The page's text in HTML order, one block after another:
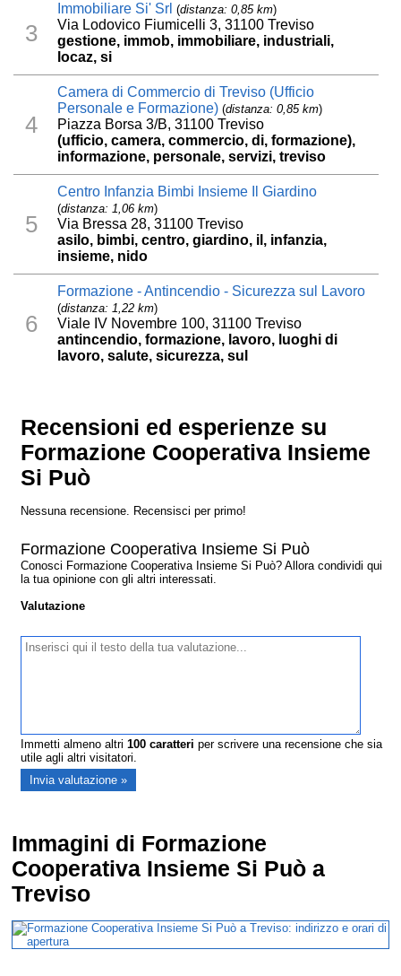
3
Immobiliare Si' Srl (distanza: 0,85 km)
Via Lodovico Fiumicelli 3, 31100 Treviso
gestione, immob, immobiliare, industriali,
locaz, si
4
Camera di Commercio di Treviso (Ufficio
Personale e Formazione) (distanza: 0,85 km)
Piazza Borsa 3/B, 31100 Treviso
(ufficio, camera, commercio, di, formazione),
informazione, personale, servizi, treviso
5
Centro Infanzia Bimbi Insieme Il Giardino
(distanza: 1,06 km)
Via Bressa 28, 31100 Treviso
asilo, bimbi, centro, giardino, il, infanzia,
insieme, nido
6
Formazione - Antincendio - Sicurezza sul Lavoro
(distanza: 1,22 km)
Viale IV Novembre 100, 31100 Treviso
antincendio, formazione, lavoro, luoghi di
lavoro, salute, sicurezza, sul
Recensioni ed esperienze su
Formazione Cooperativa Insieme
Si Può
Nessuna recensione. Recensisci per primo!
Formazione Cooperativa Insieme Si Può
Conosci Formazione Cooperativa Insieme Si Può? Allora condividi qui
la tua opinione con gli altri interessati.
Valutazione
Immetti almeno altri100 caratteri per scrivere una recensione che sia
utile agli altri visitatori.
Immagini di Formazione
Cooperativa Insieme Si Può a
Treviso